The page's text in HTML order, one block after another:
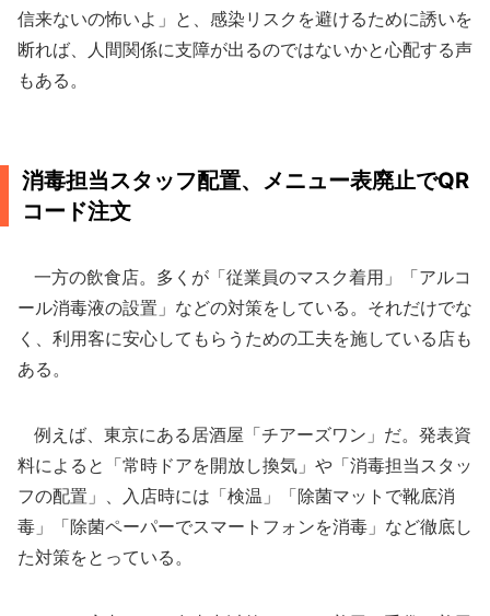
信来ないの怖いよ」と、感染リスクを避けるために誘いを
断れば、人間関係に支障が出るのではないかと心配する声
もある。
消毒担当スタッフ配置、メニュー表廃止でQR
コード注文
一方の飲食店。多くが「従業員のマスク着用」「アルコ
ール消毒液の設置」などの対策をしている。それだけでな
く、利用客に安心してもらうための工夫を施している店も
ある。
例えば、東京にある居酒屋「チアーズワン」だ。発表資
料によると「常時ドアを開放し換気」や「消毒担当スタッ
フの配置」、入店時には「検温」「除菌マットで靴底消
毒」「除菌ペーパーでスマートフォンを消毒」など徹底し
た対策をとっている。